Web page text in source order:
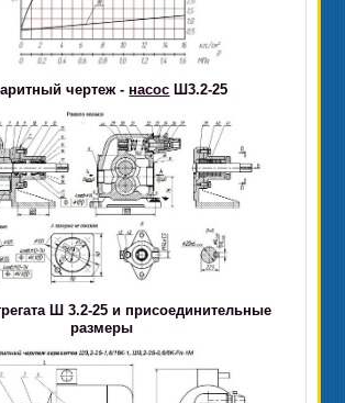
чертеж -насос Ш3.2-25
Ш 3.2-25 и присоединительные
размеры